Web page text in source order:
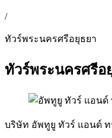
/
ทัวร์พระนครศรีอยุธยา
ทัวร์พระนครศรีอ
บริษัท อัพทูยู ทัวร์ แอนด์ ท